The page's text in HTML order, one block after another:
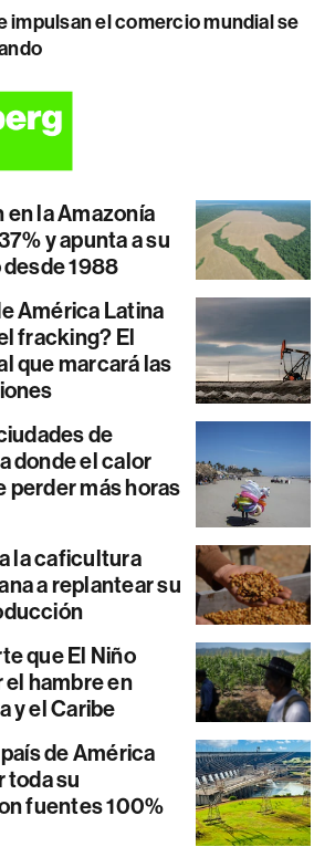
impulsan el comercio mundial se
la Amazonía
y apunta a su
1988
América Latina
fracking? El
que marcará las
de
donde el calor
perder más horas
la caficultura
a replantear su
que El Niño
el hambre en
y el Caribe
de América
toda su
fuentes 100%